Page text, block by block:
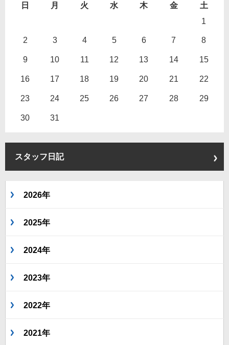
日 月 火 水 木 金
土
1
2 3 4 5 6 7 8
9 10 11 12 13 14 15
16 17 18 19 20 21 22
23 24 25 26 27 28 29
30 31
スタッフ日記
2026年
2025年
2024年
2023年
2022年
2021年